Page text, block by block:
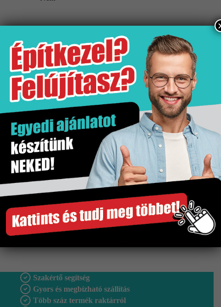
További információk
Tömeg 18,5 kg
Értékesítési egység doboz
Kő hatás
Kiszerelés 1.44 m2
Mennyiségi egység
Méret 250×600 mm
Tipus Falburkolat
Fagyálló Nem
Gyártó
Szakértő segítség
Gyors és megbízható szállítás
Több száz termék raktárról